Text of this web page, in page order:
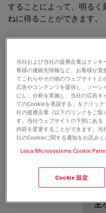
することによって、明る
ねに得ることができます。
主
当社および当社の提携企業はクッ
客様の連絡先情報など、お客様が直
てこれらやその他のウェブサイト
広告やコンテンツを提供し、ソー
にし、分析を実施し、当社の広告
てのCookieを承認する」をクリッ
社の提携企業（以下のリンクをご覧
す。当社ウェブサイトの下部にあ
内容を変更することができます。
社のCookieに関する通知をお読みく
Leica Microsystems Cookie
Cookie 設定